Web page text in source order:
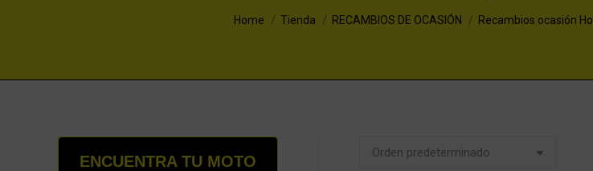
You are here:
Home Tienda RECAMBIOS DE OCASIÓN Recambios ocasión
ENCUENTRA TU MOTO